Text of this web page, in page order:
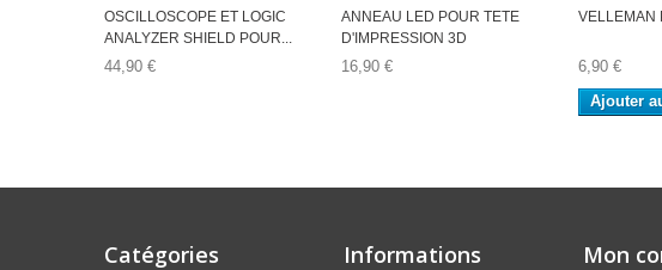
OSCILLOSCOPE ET LOGIC
ANALYZER SHIELD POUR...
44,90 €
ANNEAU LED POUR TETE
D'IMPRESSION 3D
16,90 €
VELLEMAN
6,90 €
Ajouter
Catégories Informations Mon